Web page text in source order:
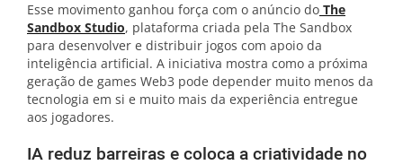
Esse movimento ganhou força com o anúncio do The
Sandbox Studio, plataforma criada pela The Sandbox
para desenvolver e distribuir jogos com apoio da
inteligência artificial. A iniciativa mostra como a próxima
geração de games Web3 pode depender muito menos da
tecnologia em si e muito mais da experiência entregue
aos jogadores.
IA reduz barreiras e coloca a criatividade no